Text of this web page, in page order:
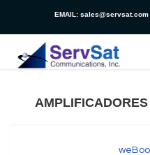
EMAIL: sales@servsat.com